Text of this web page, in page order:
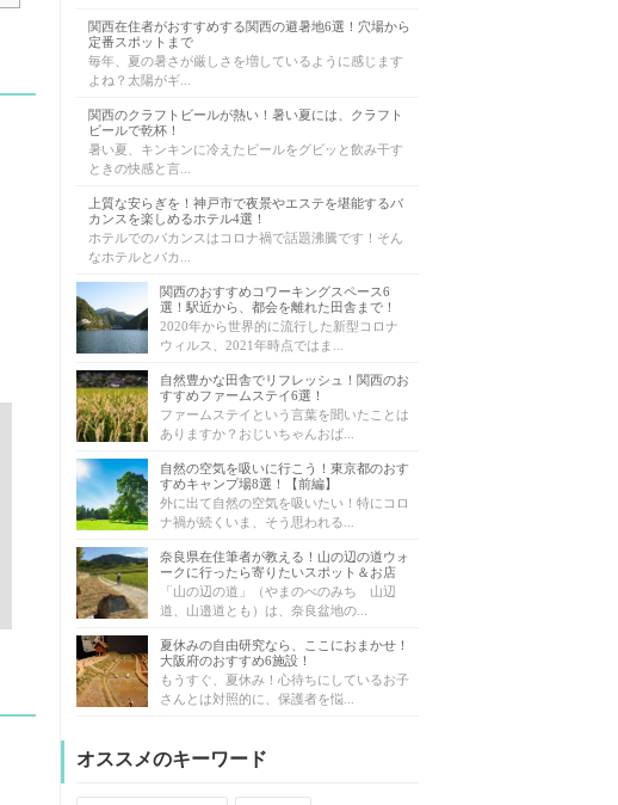
関西在住者がおすすめする関西の避暑地6選！穴場から
定番スポットまで
毎年、夏の暑さが厳しさを増しているように感じます
よね？太陽がギ...
関西のクラフトビールが熱い！暑い夏には、クラフト
ビールで乾杯！
暑い夏、キンキンに冷えたビールをグビッと飲み干す
ときの快感と言...
上質な安らぎを！神戸市で夜景やエステを堪能するバ
カンスを楽しめるホテル4選！
ホテルでのバカンスはコロナ禍で話題沸騰です！そん
なホテルとバカ...
関西のおすすめコワーキングスペース6
選！駅近から、都会を離れた田舎まで！
2020年から世界的に流行した新型コロナ
ウィルス、2021年時点ではま...
自然豊かな田舎でリフレッシュ！関西のお
すすめファームステイ6選！
ファームステイという言葉を聞いたことは
ありますか？おじいちゃんおば...
自然の空気を吸いに行こう！東京都のおす
すめキャンプ場8選！【前編】
外に出て自然の空気を吸いたい！特にコロ
ナ禍が続くいま、そう思われる...
奈良県在住筆者が教える！山の辺の道ウォ
ークに行ったら寄りたいスポット＆お店
「山の辺の道」（やまのべのみち 山辺
道、山邉道とも）は、奈良盆地の...
夏休みの自由研究なら、ここにおまかせ！
大阪府のおすすめ6施設！
もうすぐ、夏休み！心待ちにしているお子
さんとは対照的に、保護者を悩...
オススメのキーワード